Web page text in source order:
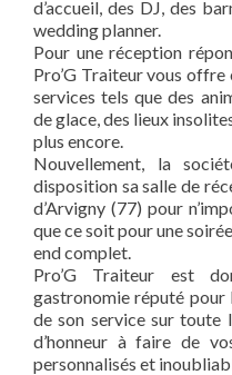
d’accueil, des DJ, des
wedding planner.
Pour une réception
Pro’G Traiteur vous
services tels que des
de glace, des lieux
plus encore.
Nouvellement, la
disposition sa salle de
d’Arvigny (77) pour
que ce soit pour une
end complet.
Pro’G Traiteur est
gastronomie réputé pour
de son service sur toute
d’honneur à faire de
personnalisés et